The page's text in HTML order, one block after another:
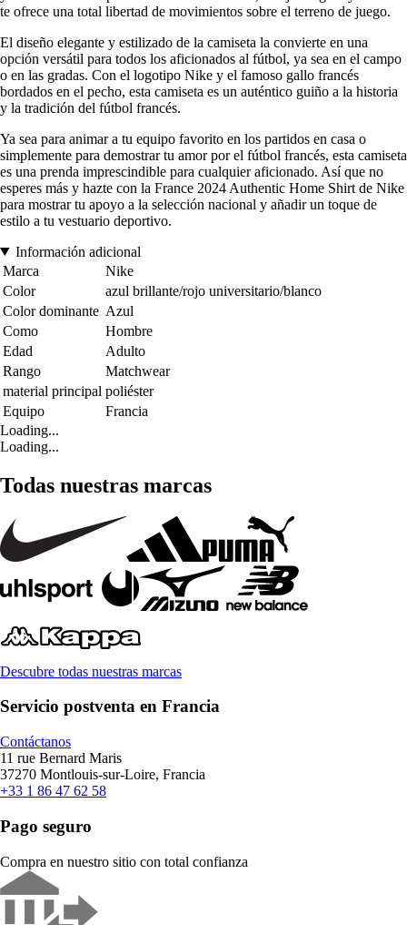
te ofrece una total libertad de movimientos sobre el terreno de juego.
El diseño elegante y estilizado de la camiseta la convierte en una
opción versátil para todos los aficionados al fútbol, ya sea en el campo
o en las gradas. Con el logotipo Nike y el famoso gallo francés
bordados en el pecho, esta camiseta es un auténtico guiño a la historia
y la tradición del fútbol francés.
Ya sea para animar a tu equipo favorito en los partidos en casa o
simplemente para demostrar tu amor por el fútbol francés, esta camiseta
es una prenda imprescindible para cualquier aficionado. Así que no
esperes más y hazte con la France 2024 Authentic Home Shirt de Nike
para mostrar tu apoyo a la selección nacional y añadir un toque de
estilo a tu vestuario deportivo.
Información adicional
Marca
Nike
Color
azul brillante/rojo universitario/blanco
Color dominante Azul
Como
Hombre
Edad
Adulto
Rango
Matchwear
material principal poliéster
Equipo
Francia
Loading...
Loading...
Todas nuestras marcas
Descubre todas nuestras marcas
Servicio postventa en Francia
Contáctanos
11 rue Bernard Maris
37270 Montlouis-sur-Loire, Francia
+33 1 86 47 62 58
Pago seguro
Compra en nuestro sitio con total confianza